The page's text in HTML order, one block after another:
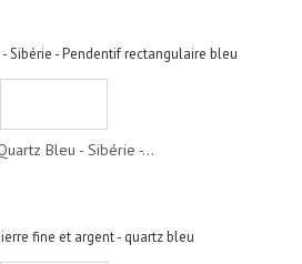
Bleu - Sibérie -...